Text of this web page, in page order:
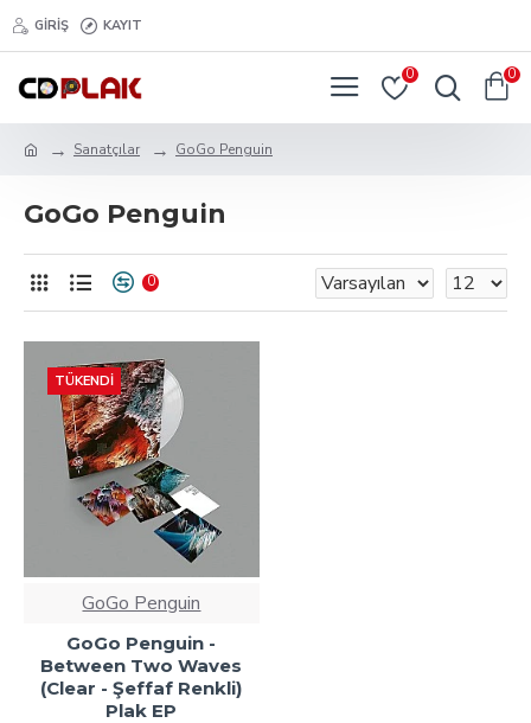
GIRIŞ KAYIT
0 0
Sanatçılar GoGo Penguin
GoGo Penguin
0
TÜKENDI
GoGo Penguin
GoGo Penguin -
Between Two Waves
(Clear - Şeffaf Renkli)
Plak EP